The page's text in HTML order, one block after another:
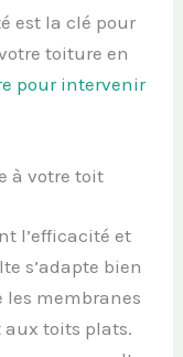
est la clé pour
toiture en
pour intervenir
à votre toit
l’efficacité et
s’adapte bien
membranes
aux toits plats.